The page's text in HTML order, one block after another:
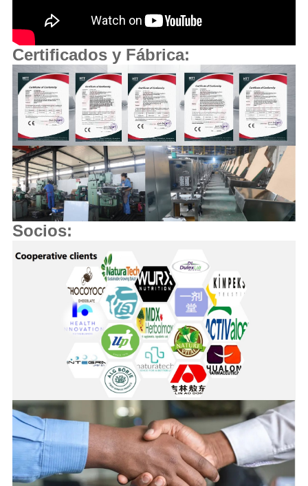
Certificados y Fábrica:
Socios: